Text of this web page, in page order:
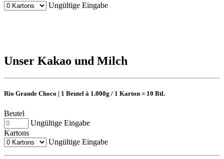
Ungültige Eingabe
Unser Kakao und Milch
Rio Grande Choco | 1 Beutel à 1.000g / 1 Karton = 10 Btl.
Beutel
Ungültige Eingabe
Kartons
Ungültige Eingabe